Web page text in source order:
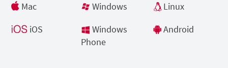
Mac Windows
Linux
iOS
Windows
Phone
Android